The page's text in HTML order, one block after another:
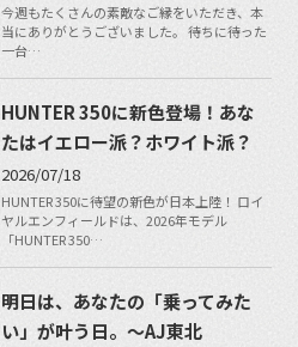
今週もたくさんの素敵なご縁をいただき、本
当にありがとうございました。 待ちに待った
一台…
HUNTER 350に新色登場！あな
たはイエロー派？ホワイト派？
2026/07/18
HUNTER 350に待望の新色が日本上陸！ ロイ
ヤルエンフィールドは、2026年モデル
「HUNTER 350…
明日は、あなたの「乗ってみた
い」が叶う日。〜AJ東北